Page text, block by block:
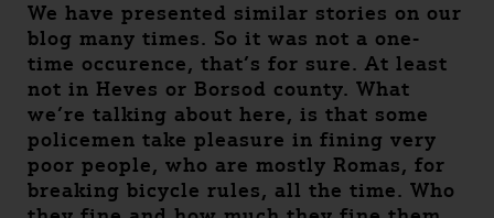
We have presented similar stories on our
blog many times. So it was not a one-
time occurence, that’s for sure. At least
not in Heves or Borsod county. What
we’re talking about here, is that some
policemen take pleasure in fining very
poor people, who are mostly Romas, for
breaking bicycle rules, all the time. Who